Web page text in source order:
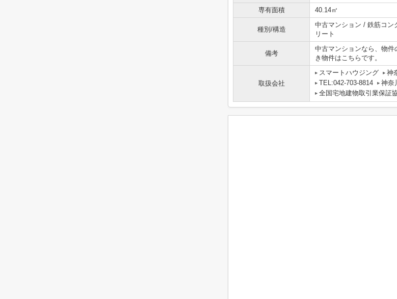
専有面積
40.14㎡
種別/構造
中古マンション / 鉄筋コン
リート
備考
中古マンションなら、物
き物件はこちらです。
取扱会社
スマートハウジング
神
TEL:042-703-8814
神奈
全国宅地建物取引業保証